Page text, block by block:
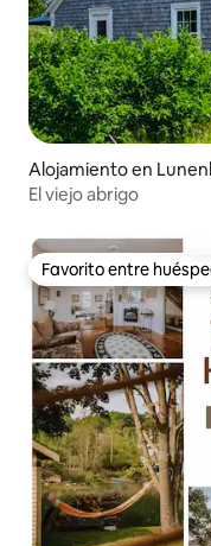
Alojamiento en
El viejo abrigo
Favorito entre
Favorito entre